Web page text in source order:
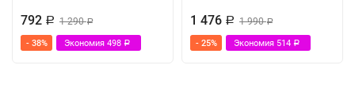
792 Р 1 290Р
- 38% Экономия 498 Р
1 476 Р 1 990Р
- 25% Экономия 514 Р